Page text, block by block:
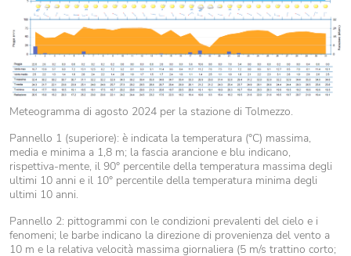
Meteogramma di agosto 2024 per la stazione di Tolmezzo.
Pannello 1 (superiore): è indicata la temperatura (°C) massima,
media e minima a 1,8 m; la fascia arancione e blu indicano,
rispettiva-mente, il 90° percentile della temperatura massima degli
ultimi 10 anni e il 10° percentile della temperatura minima degli
ultimi 10 anni.
Pannello 2: pittogrammi con le condizioni prevalenti del cielo e i
fenomeni; le barbe indicano la direzione di provenienza del vento a
10 m e la relativa velocità massima giornaliera (5 m/s trattino corto;